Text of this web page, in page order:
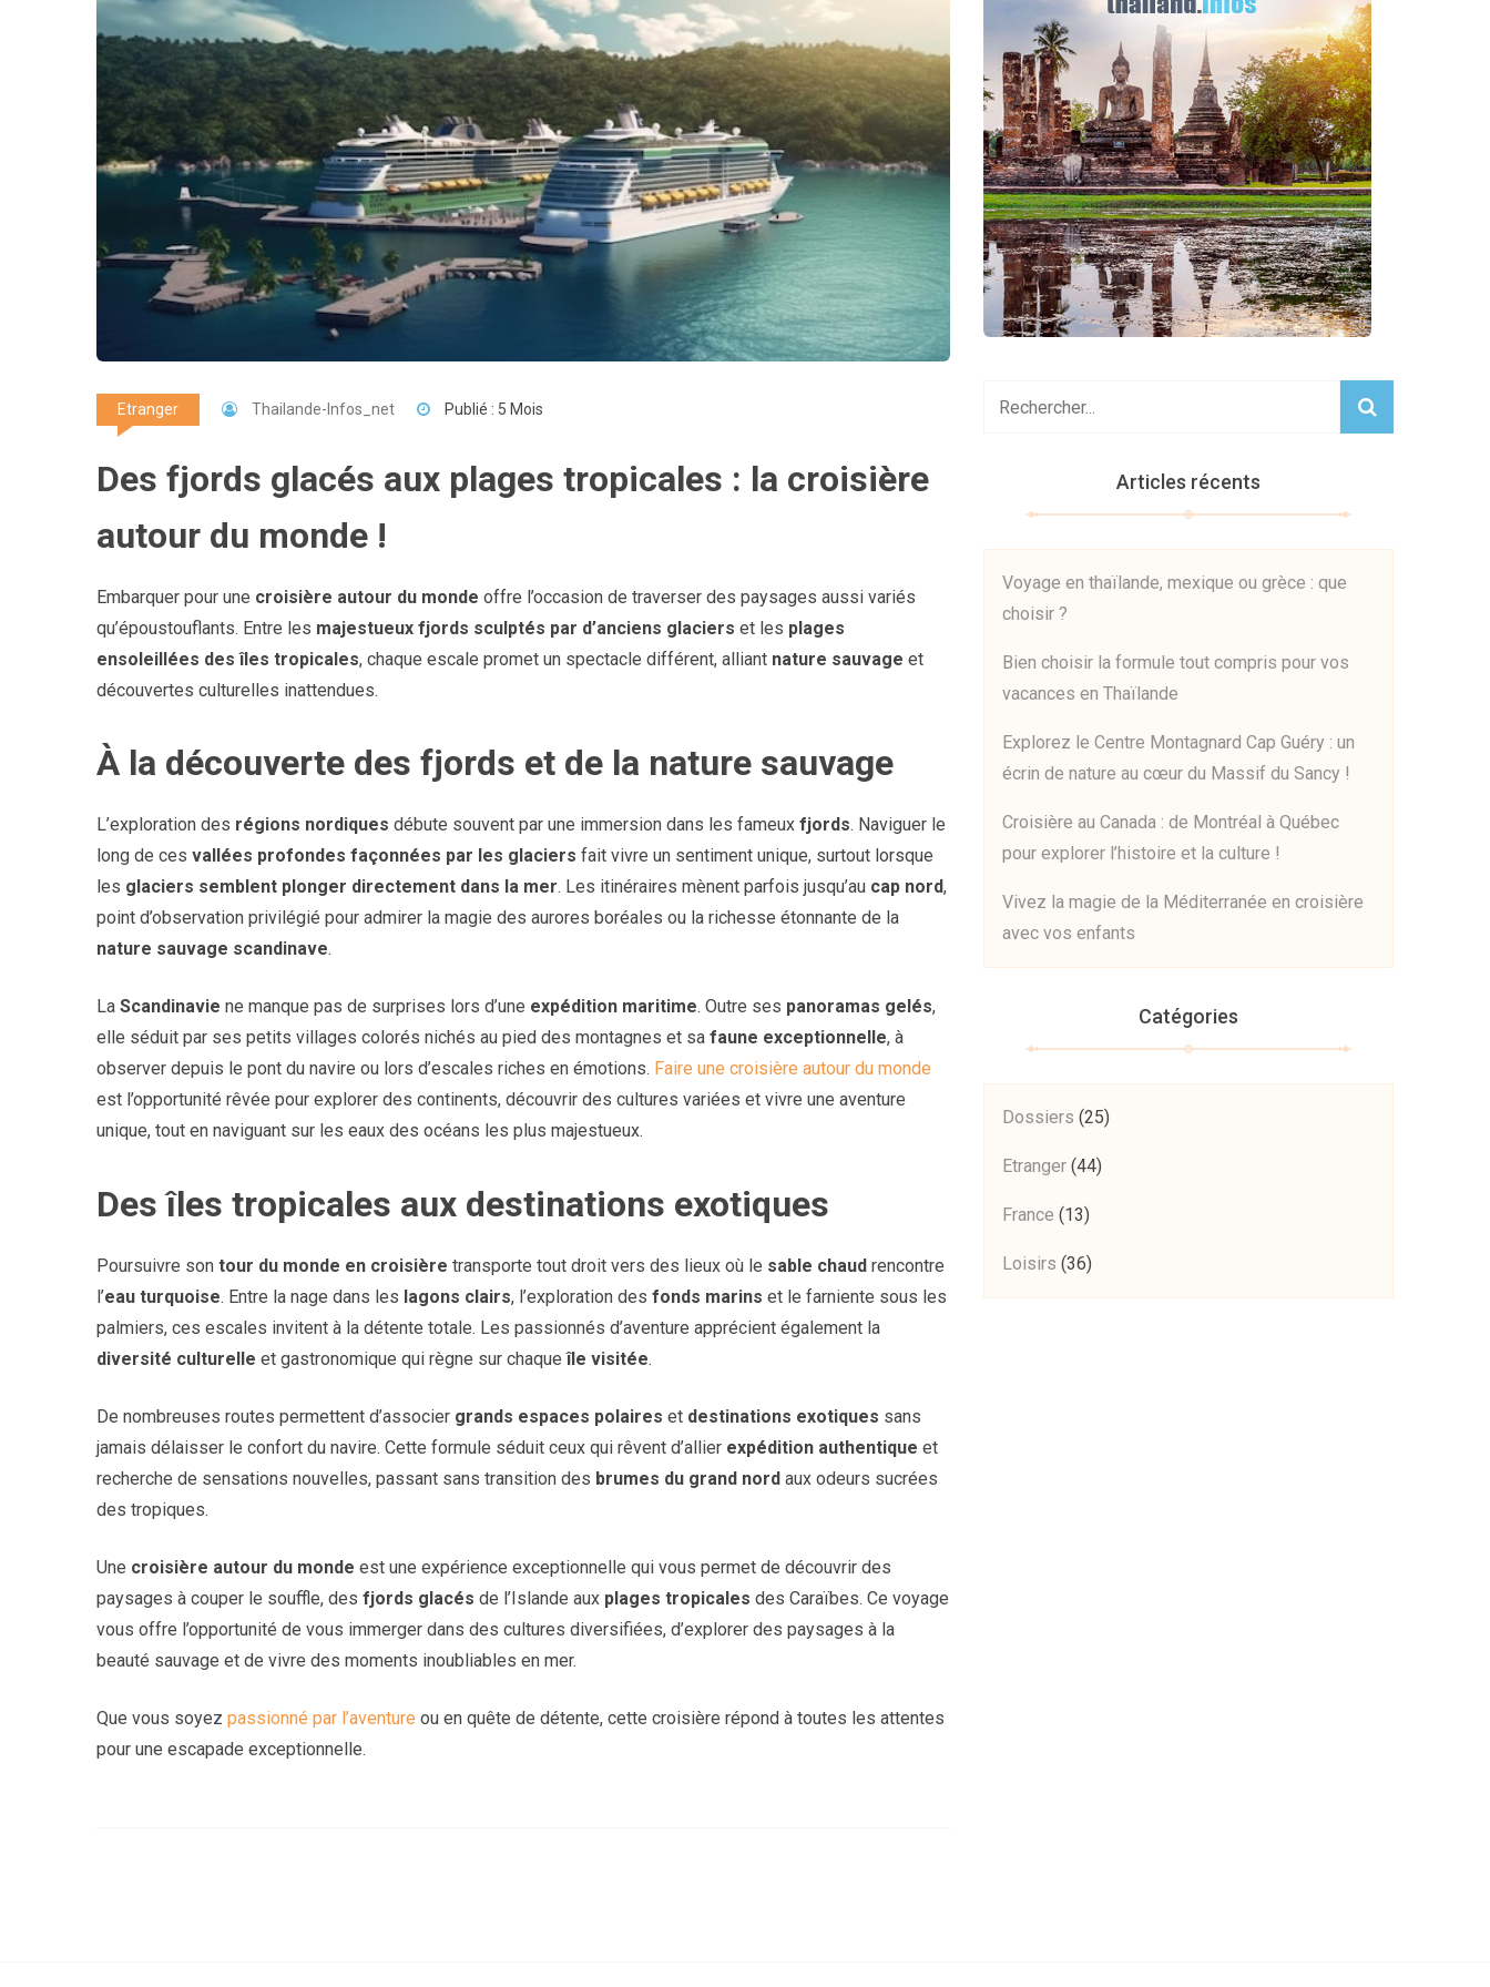
Etranger Thailande-Infos_net Publié : 5 Mois
Des fjords glacés aux plages tropicales : la croisière
autour du monde !
Embarquer pour une croisière autour du monde offre l’occasion de traverser des paysages aussi variés
qu’époustouflants. Entre les majestueux fjords sculptés par d’anciens glaciers et les plages
ensoleillées des îles tropicales, chaque escale promet un spectacle différent, alliant nature sauvage et
découvertes culturelles inattendues.
À la découverte des fjords et de la nature sauvage
L’exploration des régions nordiques débute souvent par une immersion dans les fameux fjords. Naviguer le
long de ces vallées profondes façonnées par les glaciers fait vivre un sentiment unique, surtout lorsque
les glaciers semblent plonger directement dans la mer. Les itinéraires mènent parfois jusqu’au cap nord,
point d’observation privilégié pour admirer la magie des aurores boréales ou la richesse étonnante de la
nature sauvage scandinave.
La Scandinavie ne manque pas de surprises lors d’une expédition maritime. Outre ses panoramas gelés,
elle séduit par ses petits villages colorés nichés au pied des montagnes et sa faune exceptionnelle, à
observer depuis le pont du navire ou lors d’escales riches en émotions. Faire une croisière autour du monde
est l’opportunité rêvée pour explorer des continents, découvrir des cultures variées et vivre une aventure
unique, tout en naviguant sur les eaux des océans les plus majestueux.
Des îles tropicales aux destinations exotiques
Poursuivre son tour du monde en croisière transporte tout droit vers des lieux où le sable chaud rencontre
l’eau turquoise. Entre la nage dans les lagons clairs, l’exploration des fonds marins et le farniente sous les
palmiers, ces escales invitent à la détente totale. Les passionnés d’aventure apprécient également la
diversité culturelle et gastronomique qui règne sur chaqueîle visitée.
De nombreuses routes permettent d’associer grands espaces polaires et destinations exotiques sans
jamais délaisser le confort du navire. Cette formule séduit ceux qui rêvent d’allier expédition authentique et
recherche de sensations nouvelles, passant sans transition des brumes du grand nord aux odeurs sucrées
des tropiques.
Une croisière autour du monde est une expérience exceptionnelle qui vous permet de découvrir des
paysages à couper le souffle, des fjords glacés de l’Islande aux plages tropicales des Caraïbes. Ce voyage
vous offre l’opportunité de vous immerger dans des cultures diversifiées, d’explorer des paysages à la
beauté sauvage et de vivre des moments inoubliables en mer.
Que vous soyez passionné par l’aventure ou en quête de détente, cette croisière répond à toutes les attentes
pour une escapade exceptionnelle.
Articles récents
Voyage en thaïlande, mexique ou grèce : que
choisir ?
Bien choisir la formule tout compris pour vos
vacances en Thaïlande
Explorez le Centre Montagnard Cap Guéry : un
écrin de nature au cœur du Massif du Sancy !
Croisière au Canada : de Montréal à Québec
pour explorer l’histoire et la culture !
Vivez la magie de la Méditerranée en croisière
avec vos enfants
Catégories
Dossiers (25)
Etranger (44)
France (13)
Loisirs (36)